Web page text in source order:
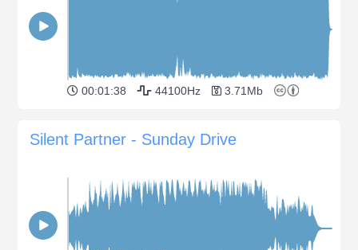
00:01:38 44100Hz 3.71Mb
Silent Partner - Sunday Drive